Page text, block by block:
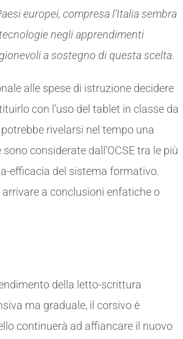
europei, compresa l’Italia sembra
negli apprendimenti
a sostegno di questa scelta.
alle spese di istruzione decidere
con l’uso del tablet in classe da
rivelarsi nel tempo una
considerate dall’OCSE tra le più
efficacia del sistema formativo.
a conclusioni enfatiche o
della letto-scrittura
ma graduale, il corsivo è
continuerà ad affiancare il nuovo